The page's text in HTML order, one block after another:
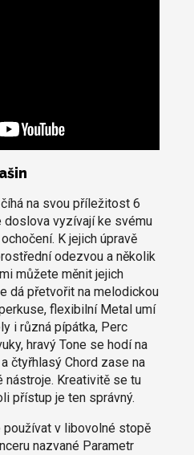
na svou příležitost 6
doslova vyzívají ke svému
K jejich úpravě
odezvou a několik
můžete měnit jejich
dá přetvořit na melodickou
flexibilní Metal umí
i různá pípátka, Perc
hravý Tone se hodí na
čtyřhlasý Chord zase na
nástroje. Kreativitě se tu
přístup je ten správný.
v libovolné stopě
nazvané Parametr